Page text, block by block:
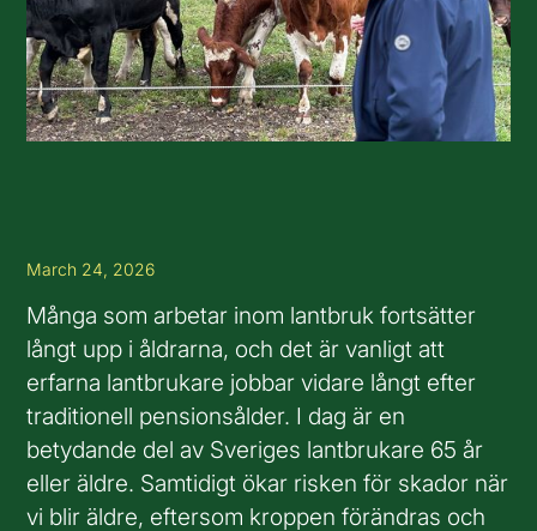
March 24, 2026
Många som arbetar inom lantbruk fortsätter
långt upp i åldrarna, och det är vanligt att
erfarna lantbrukare jobbar vidare långt efter
traditionell pensionsålder. I dag är en
betydande del av Sveriges lantbrukare 65 år
eller äldre. Samtidigt ökar risken för skador när
vi blir äldre, eftersom kroppen förändras och